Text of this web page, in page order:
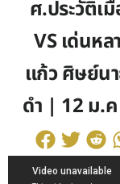
ศ.ประวัติเ
VS เด่นหล
แก้ว ศิษย์น
ดำ | 12 ม.